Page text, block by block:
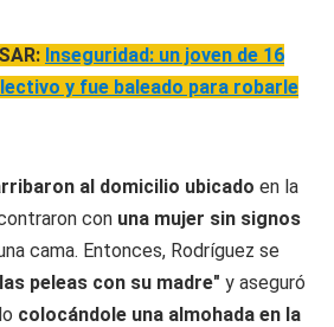
Inseguridad: un joven de 16
y fue baleado para robarle
al domicilio ubicado en la
con una mujer sin signos
cama. Entonces, Rodríguez se
peleas con su madre" y aseguró
colocándole una almohada en la